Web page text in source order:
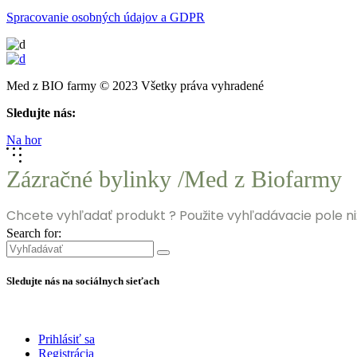
Spracovanie osobných údajov a GDPR
Med z BIO farmy © 2023 Všetky práva vyhradené
Sledujte nás:
Na hor
Zázračné bylinky /Med z Biofarmy
Chcete vyhľadať produkt ? Použite vyhľadávacie pole
Search for:
Sledujte nás na sociálnych sieťach
Prihlásiť sa
Registrácia